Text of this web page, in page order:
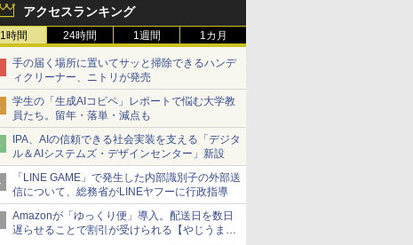
アクセスランキング
1時間 24時間 1週間 1カ月
手の届く場所に置いてサッと掃除できるハンデ
ィクリーナー、ニトリが発売
学生の「生成AIコピペ」レポートで悩む大学教
員たち。留年・落単・減点も
IPA、AIの信頼できる社会実装を支える「デジタ
ル＆AIシステムズ・デザインセンター」新設
「LINE GAME」で発生した内部識別子の外部送
信について、総務省がLINEヤフーに行政指導
Amazonが「ゆっくり便」導入。配送日を数日
遅らせることで割引が受けられる【やじうま